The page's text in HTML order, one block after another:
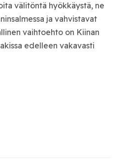
välitöntä hyökkäystä, ne
ja vahvistavat
vaihtoehto on Kiinan
edelleen vakavasti